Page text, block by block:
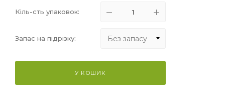
Кіль-сть упаковок:
Запас на підрізку: Без запасу
У КОШИК